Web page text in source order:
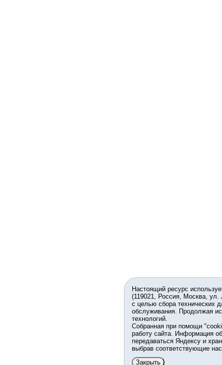
Настоящий ресурс
(119021, Россия, Москва,
с целью сбора технических
обслуживания. Продолжая
технологий.
Собранная при помощи
работу сайта. Информация
передаваться Яндексу и
выбрав соответствующие
Закрыть